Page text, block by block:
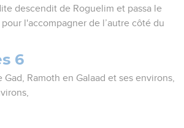
descendit de Roguelim et passa le
l'accompagner de l’autre côté du
6
Ramoth en Galaad et ses environs,